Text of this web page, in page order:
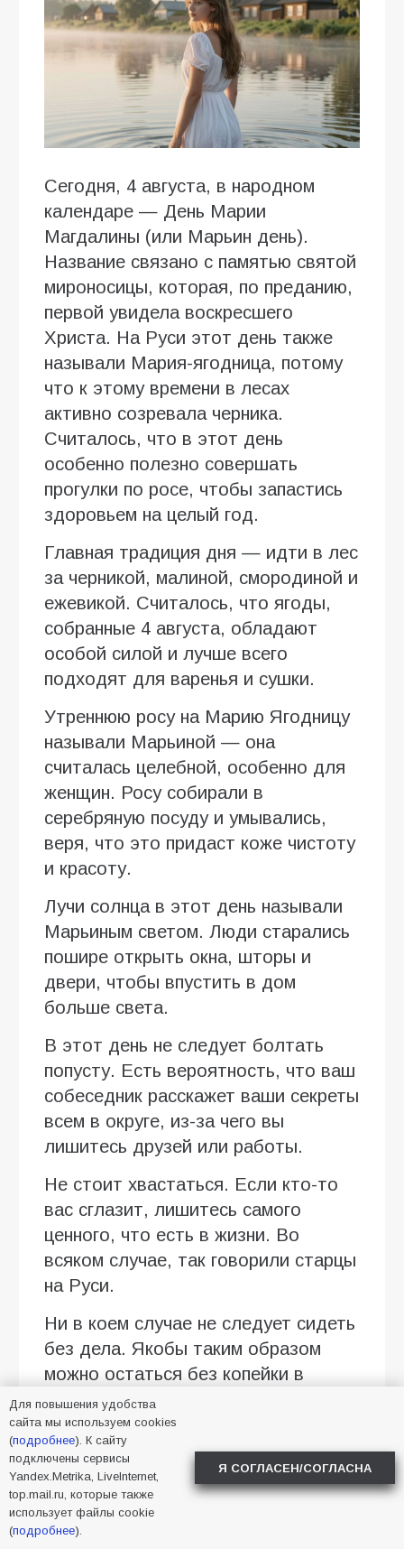
Сегодня, 4 августа, в народном
календаре — День Марии
Магдалины (или Марьин день).
Название связано с памятью святой
мироносицы, которая, по преданию,
первой увидела воскресшего
Христа. На Руси этот день также
называли Мария-ягодница, потому
что к этому времени в лесах
активно созревала черника.
Считалось, что в этот день
особенно полезно совершать
прогулки по росе, чтобы запастись
здоровьем на целый год.
Главная традиция дня — идти в лес
за черникой, малиной, смородиной и
ежевикой. Считалось, что ягоды,
собранные 4 августа, обладают
особой силой и лучше всего
подходят для варенья и сушки.
Утреннюю росу на Марию Ягодницу
называли Марьиной — она
считалась целебной, особенно для
женщин. Росу собирали в
серебряную посуду и умывались,
веря, что это придаст коже чистоту
и красоту.
Лучи солнца в этот день называли
Марьиным светом. Люди старались
пошире открыть окна, шторы и
двери, чтобы впустить в дом
больше света.
В этот день не следует болтать
попусту. Есть вероятность, что ваш
собеседник расскажет ваши секреты
всем в округе, из-за чего вы
лишитесь друзей или работы.
Не стоит хвастаться. Если кто-то
вас сглазит, лишитесь самого
ценного, что есть в жизни. Во
всяком случае, так говорили старцы
на Руси.
Ни в коем случае не следует сидеть
без дела. Якобы таким образом
можно остаться без копейки в
кармане.
Не рекомендуется надевать темные
вещи. Из-за них в дом придет беда,
верили в старину.
Фото сгенерировано ИИ.
Для повышения удобства
сайта мы используем cookies
(подробнее). К сайту
подключены сервисы
Yandex.Metrika, LiveInternet,
top.mail.ru, которые также
использует файлы cookie
(подробнее).
Я СОГЛАСЕН/СОГЛАСНА